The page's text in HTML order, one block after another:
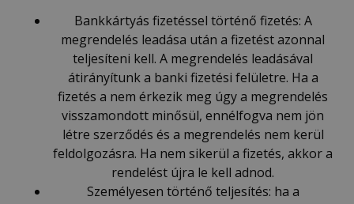
Bankkártyás fizetéssel történő fizetés: A
megrendelés leadása után a fizetést azonnal
teljesíteni kell. A megrendelés leadásával
átirányítunk a banki fizetési felületre. Ha a
fizetés a nem érkezik meg úgy a megrendelés
visszamondott minősül, ennélfogva nem jön
létre szerződés és a megrendelés nem kerül
feldolgozásra. Ha nem sikerül a fizetés, akkor a
rendelést újra le kell adnod.
Személyesen történő teljesítés: ha a